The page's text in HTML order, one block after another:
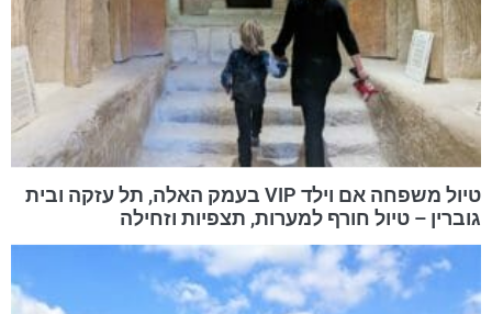
טיול משפחה אם וילד VIP בעמק האלה, תל עזקה ובית
גוברין – טיול חורף למערות, תצפיות וזחילה